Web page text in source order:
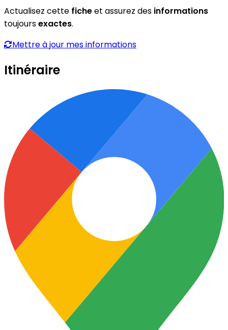
Actualisez cette ficheet assurez des informations
toujoursexactes.
Mettre à jour mes informations
Itinéraire